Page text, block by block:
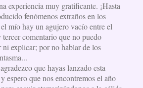
experiencia muy gratificante. ¡Hasta
fenómenos extraños en los
mío hay un agujero vacío entre el
tercer comentario que no puedo
ni explicar; por no hablar de los
que hayas lanzado esta
espero que nos encontremos el año